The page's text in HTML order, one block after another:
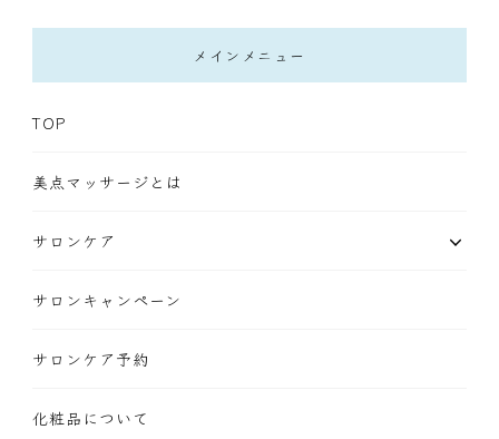
メインメニュー
TOP
美点マッサージとは
サロンケア
サロンキャンペーン
サロンケア予約
化粧品について